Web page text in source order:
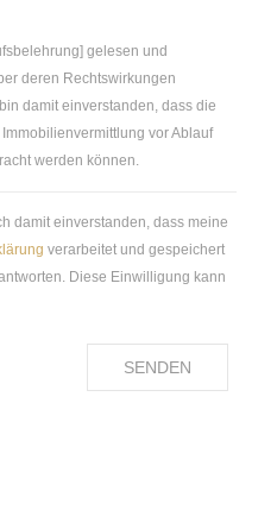
gelesen und
deren Rechtswirkungen
damit einverstanden, dass die
vor Ablauf
werden können.
damit einverstanden, dass meine
verarbeitet und gespeichert
Diese Einwilligung kann
SENDEN